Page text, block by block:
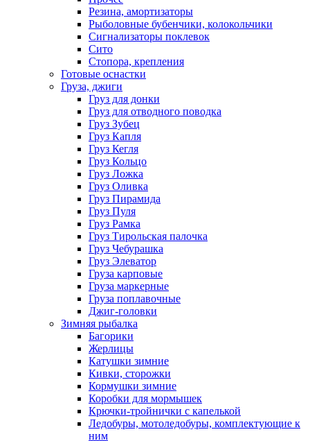
Резина, амортизаторы
Рыболовные бубенчики, колокольчики
Сигнализаторы поклевок
Сито
Стопора, крепления
Готовые оснастки
Груза, джиги
Груз для донки
Груз для отводного поводка
Груз Зубец
Груз Капля
Груз Кегля
Груз Кольцо
Груз Ложка
Груз Оливка
Груз Пирамида
Груз Пуля
Груз Рамка
Груз Тирольская палочка
Груз Чебурашка
Груз Элеватор
Груза карповые
Груза маркерные
Груза поплавочные
Джиг-головки
Зимняя рыбалка
Багорики
Жерлицы
Катушки зимние
Кивки, сторожки
Кормушки зимние
Коробки для мормышек
Крючки-тройнички с капелькой
Ледобуры, мотоледобуры, комплектующие к
ним